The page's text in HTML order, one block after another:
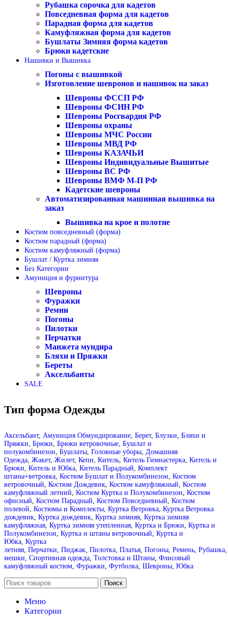
Рубашка сорочка для кадетов
Повседневная форма для кадетов
Парадная форма для кадетов
Камуфляжная форма для кадетов
Бушлаты Зимняя форма кадетов
Брюки кадетские
Нашивки и Вышивка
Погоны с вышивкой
Изготовление шевронов и нашивок на заказ
Шевроны ФССП РФ
Шевроны ФСИН РФ
Шевроны Росгвардия РФ
Шевроны охраны
Шевроны МЧС России
Шевроны МВД РФ
Шевроны КАЗАЧЬИ
Шевроны Индивидуальные Вышитые
Шевроны ВС РФ
Шевроны ВМФ М-П РФ
Кадетские шевроны
Автоматизированная машинная вышивка на
заказ
Вышивка на крое и полотне
Костюм повседневный (форма)
Костюм парадный (форма)
Костюм камуфляжный (форма)
Бушлат / Куртка зимняя
Без Категории
Амуниция и фурнитура
Шевроны
Фуражки
Ремни
Погоны
Пилотки
Перчатки
Манжета мундира
Бляхи и Пряжки
Береты
Аксельбанты
SALE
Тип форма Одежды
Аксельбант, Амуниция Обмундирование Берет, Блузки Бляхи и
Пряжки Брюки Брюки ветровочные Бушлат и
полукомбинезон Бушлаты Головные уборы Домашняя
Одежда Жакет, Жилет, Кепи Китель Китель Гимнастерка Китель и
Брюки Китель и Юбка Китель Парадный Комплект
штаны+ветровка Костюм Бушлат и Полукомбинезон Костюм
ветровочный Костюм Дождевик Костюм камуфляжный Костюм
камуфляжный летний Костюм Куртка и Полукомбинезон Костюм
офисный Костюм Парадный Костюм Повседневный Костюм
полевой Костюмы и Комплекты Куртка Ветровка Куртка Ветровка
дождевик Куртка дождевик Куртка зимняя Куртка зимняя
камуфляжная Куртка зимняя утепленная Куртка и Брюки Куртка и
Полукомбинезон Куртка и штаны ветровочный Куртка и
Юбка Куртка
летняя Перчатки Пиджак Пилотка Платья Погоны Ремень Рубашка
мешки Спортивная одежда Толстовка и Штаны Флисовый
камуфляжный костюм Фуражки Футболка Шевроны Юбка
Поиск
Меню
Категории